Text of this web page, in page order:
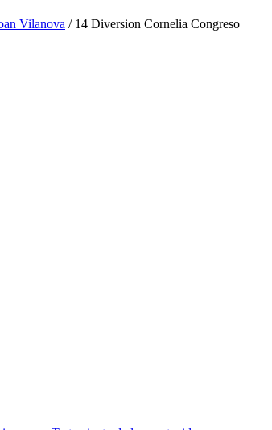
Vilanova / 14 Diversion Cornelia Congreso